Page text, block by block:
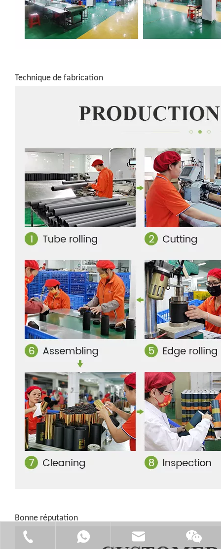
Technique de fabrication
Bonne réputation